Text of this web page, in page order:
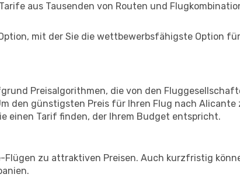
aus Tausenden von Routen und
mit der Sie die wettbewerbsfähigste Option
Preisalgorithmen, die von den
den günstigsten Preis für Ihren Flug nach
einen Tarif finden, der Ihrem Budget entspricht.
zu attraktiven Preisen. Auch kurzfristig